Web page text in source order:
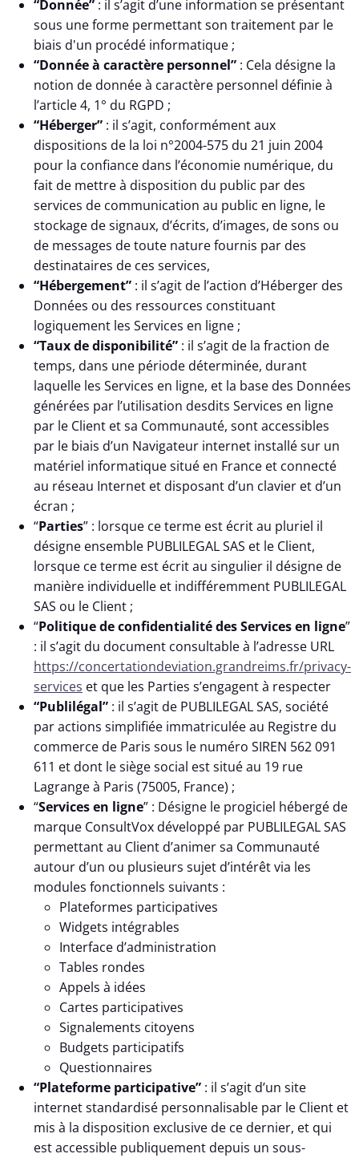
“Donnée” : il s’agit d’une information se présentant
sous une forme permettant son traitement par le
biais d'un procédé informatique ;
“Donnée à caractère personnel” : Cela désigne la
notion de donnée à caractère personnel définie à
l’article 4, 1° du RGPD ;
“Héberger” : il s’agit, conformément aux
dispositions de la loi n°2004-575 du 21 juin 2004
pour la confiance dans l’économie numérique, du
fait de mettre à disposition du public par des
services de communication au public en ligne, le
stockage de signaux, d’écrits, d’images, de sons ou
de messages de toute nature fournis par des
destinataires de ces services,
“Hébergement” : il s’agit de l’action d’Héberger des
Données ou des ressources constituant
logiquement les Services en ligne ;
“Taux de disponibilité” : il s’agit de la fraction de
temps, dans une période déterminée, durant
laquelle les Services en ligne, et la base des Données
générées par l’utilisation desdits Services en ligne
par le Client et sa Communauté, sont accessibles
par le biais d’un Navigateur internet installé sur un
matériel informatique situé en France et connecté
au réseau Internet et disposant d’un clavier et d’un
écran ;
“Parties” : lorsque ce terme est écrit au pluriel il
désigne ensemble PUBLILEGAL SAS et le Client,
lorsque ce terme est écrit au singulier il désigne de
manière individuelle et indifféremment PUBLILEGAL
SAS ou le Client ;
“Politique de confidentialité des Services en ligne”
: il s’agit du document consultable à l’adresse URL
https://concertationdeviation.grandreims.fr/privacy-
services et que les Parties s’engagent à respecter
“Publilégal” : il s’agit de PUBLILEGAL SAS, société
par actions simplifiée immatriculée au Registre du
commerce de Paris sous le numéro SIREN 562 091
611 et dont le siège social est situé au 19 rue
Lagrange à Paris (75005, France) ;
“Services en ligne” : Désigne le progiciel hébergé de
marque ConsultVox développé par PUBLILEGAL SAS
permettant au Client d’animer sa Communauté
autour d’un ou plusieurs sujet d’intérêt via les
modules fonctionnels suivants :
Plateformes participatives
Widgets intégrables
Interface d’administration
Tables rondes
Appels à idées
Cartes participatives
Signalements citoyens
Budgets participatifs
Questionnaires
“Plateforme participative” : il s’agit d’un site
internet standardisé personnalisable par le Client et
mis à la disposition exclusive de ce dernier, et qui
est accessible publiquement depuis un sous-